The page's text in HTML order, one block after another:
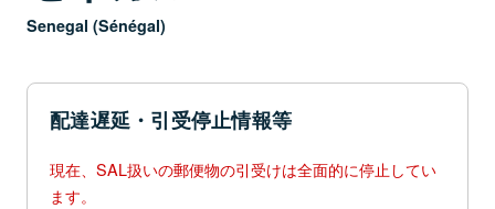
Senegal (Sénégal)
配達遅延・引受停止情報等
現在、SAL扱いの郵便物の引受けは全面的に停止してい
ます。